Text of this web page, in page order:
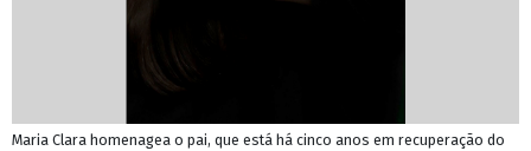
Maria Clara homenagea o pai, que está há cinco anos em recuperação do